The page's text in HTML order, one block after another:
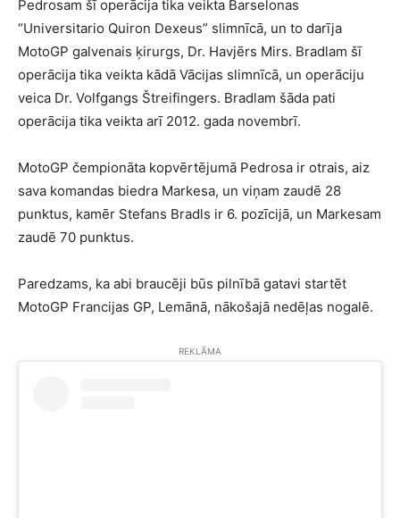
Pedrosam šī operācija tika veikta Barselonas
“Universitario Quiron Dexeus” slimnīcā, un to darīja
MotoGP galvenais ķirurgs, Dr. Havjērs Mirs. Bradlam šī
operācija tika veikta kādā Vācijas slimnīcā, un operāciju
veica Dr. Volfgangs Štreifingers. Bradlam šāda pati
operācija tika veikta arī 2012. gada novembrī.
MotoGP čempionāta kopvērtējumā Pedrosa ir otrais, aiz
sava komandas biedra Markesa, un viņam zaudē 28
punktus, kamēr Stefans Bradls ir 6. pozīcijā, un Markesam
zaudē 70 punktus.
Paredzams, ka abi braucēji būs pilnībā gatavi startēt
MotoGP Francijas GP, Lemānā, nākošajā nedēļas nogalē.
REKLĀMA